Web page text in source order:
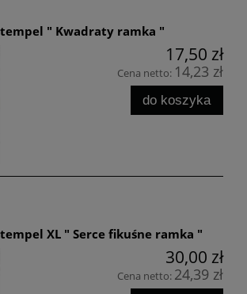
" Kwadraty ramka "
17,50 zł
Cena netto: 14,23 zł
do koszyka
XL " Serce fikuśne ramka "
30,00 zł
Cena netto: 24,39 zł